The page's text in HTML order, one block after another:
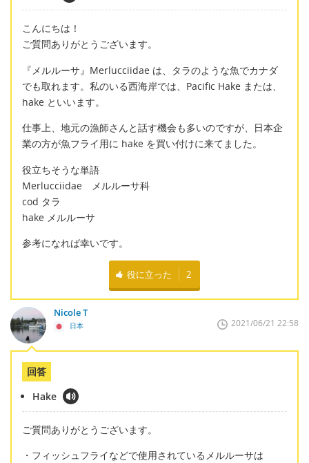
こんにちは！
ご質問ありがとうございます。
『メルルーサ』Merlucciidae は、タラのような魚でカナダ
でも取れます。私のいる西海岸では、Pacific Hake または、
hake といいます。
仕事上、地元の漁師さんと話す機会も多いのですが、日本企
業の方が魚フライ用に hake を買い付けに来てました。
役立ちそうな単語
Merlucciidae メルルーサ科
cod タラ
hake メルルーサ
参考になれば幸いです。
役に立った 2
Nicole T
日本 2021/06/21 22:58
回答
Hake
ご質問ありがとうございます。
・フィッシュフライなどで使用されているメルルーサは